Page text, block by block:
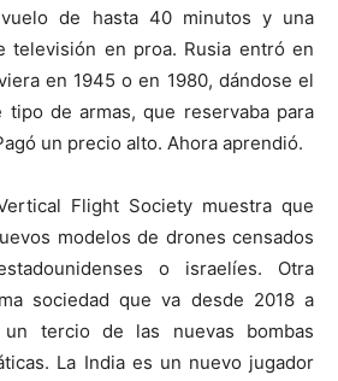
de hasta 40 minutos y una
televisión en proa. Rusia entró en
en 1945 o en 1980, dándose el
de armas, que reservaba para
un precio alto. Ahora aprendió.
Flight Society muestra que
modelos de drones censados
o israelíes. Otra
sociedad que va desde 2018 a
tercio de las nuevas bombas
La India es un nuevo jugador